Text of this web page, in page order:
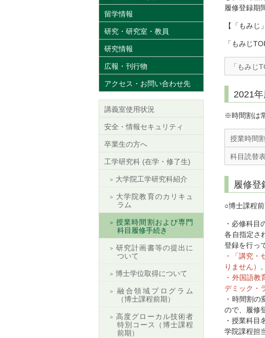
履修登録期
【「もみじ
「もみじ
「もみじ
2021
※時間割は
授業時間
科目読替
履修登
○博士課程
・必修科目
各自指定さ
登録を行っ
・「講究
りません）。
・外国語
デミック・
・時間割
ので、履修
・授業科
学院課程担
留学情報
研究・研究室・教員
研究情報
広報・刊行物
アクセス・お問い合わせ先
講義室使用状況
安全・情報セキュリティ
卒業生の方へ
工学研究科 (在学・修了生)
大学院工学研究科紹介
大学院教育のカリキュ
ラム
授業時間割および専門
科目履修手続き
研究計画書等の提出に
ついて
博士学位取得について
融合領域プログラム
（博士課程前期）
高度グローカル技術者
特別コース（博士課程
前期）